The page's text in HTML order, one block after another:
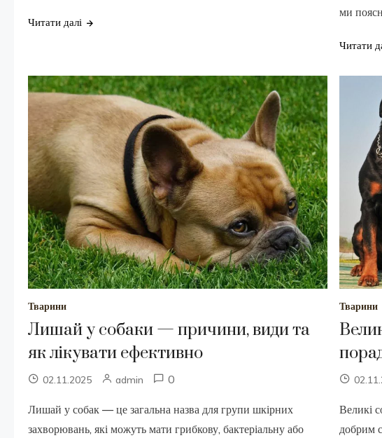
Читати далі
ми
Читати
Тварини
Лишай у собаки — причини, види та
як лікувати ефективно
02.11.2025 admin 0
Лишай у собак — це загальна назва для групи шкірних
захворювань, які можуть мати грибкову, бактеріальну або
Тварини
Великі
добрим